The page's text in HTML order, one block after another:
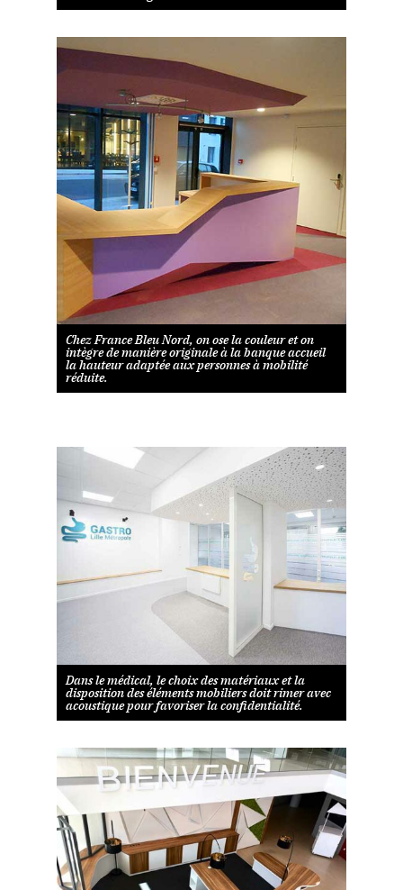
Chez France Bleu Nord, on ose la couleur et on
intègre de manière originale à la banque accueil
la hauteur adaptée aux personnes à mobilité
réduite.
Dans le médical, le choix des matériaux et la
disposition des éléments mobiliers doit rimer avec
acoustique pour favoriser la confidentialité.